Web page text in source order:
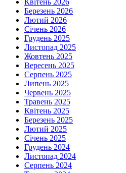
Березень 2026
Лютий 2026
Січень 2026
Грудень 2025
Листопад 2025
Жовтень 2025
Вересень 2025
Серпень 2025
Липень 2025
Червень 2025
Травень 2025
Квітень 2025
Березень 2025
Лютий 2025
Січень 2025
Грудень 2024
Листопад 2024
Серпень 2024